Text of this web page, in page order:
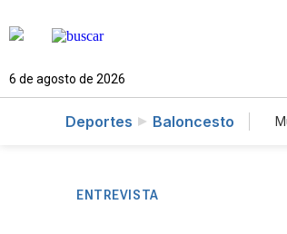
6 de agosto de 2026
Deportes Baloncesto
ENTREVISTA